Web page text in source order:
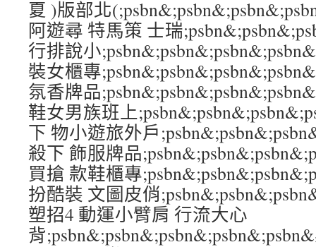
夏 )版部北
阿遊尋 特馬策 士瑞
行排說小
裝女櫃專
氛香牌品
鞋女男族班上
下 物小遊旅外戶
殺下 飾服牌品
買搶 款鞋櫃專
扮酷裝 文圖皮俏
塑招4 動運小臂肩 行流大心
背